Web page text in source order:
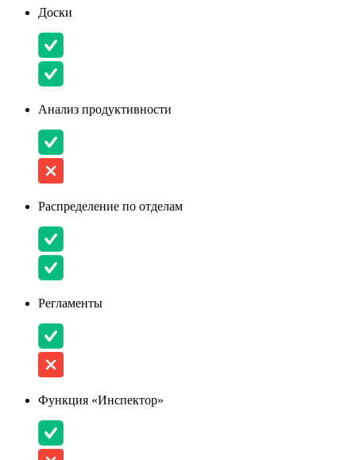
Доски
Анализ продуктивности
Распределение по отделам
Регламенты
Функция «Инспектор»